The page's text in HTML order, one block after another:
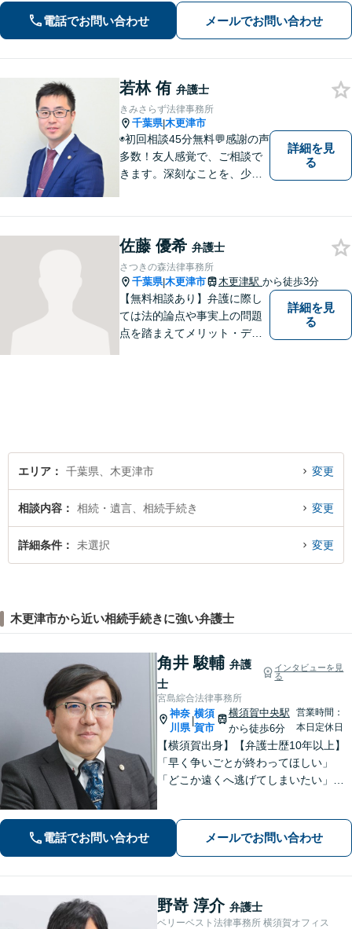
電話でお問い合わせ メールでお問い合わせ
若林 侑 弁護士
きみさらず法律事務所
千葉県|木更津市
◉初回相談45分無料💬感謝の声
多数！友人感覚で、ご相談で
きます。深刻なことを、少し
で勤務しています。お客様全
員に担当事務をつけ、スムー
ズな連絡を徹底◉
詳細を見
る
佐藤 優希 弁護士
さつきの森法律事務所
千葉県|木更津市 木更津駅 から徒歩3分
【無料相談あり】弁護に際し
ては法的論点や事実上の問題
点を踏まえてメリット・デメ
詳細を見
る
エリア 千葉県、木更津市 変更
相談内容 相続・遺言、相続手続き 変更
詳細条件 未選択 変更
木更津市から近い相続手続きに強い弁護士
角井 駿輔 弁護
士
インタビューを見
る
宮島綜合法律事務所
神奈
川県
横須
賀市
横須賀中央駅
から徒歩6分
営業時間：
本日定休日
【横須賀出身】【弁護士歴10年以上】
「早く争いごとが終わってほしい」
「どこか遠くへ逃げてしまいたい」と
す。肩の荷を下ろして、ぜひご相談く
ださい【横須賀中央駅6分】
電話でお問い合わせ メールでお問い合わせ
野嵜 淳介 弁護士
ベリーベスト法律事務所 横須賀オフィス